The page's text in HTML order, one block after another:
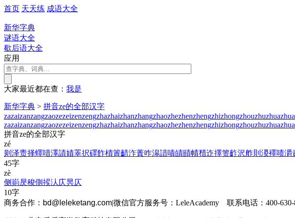
首页 天天练 成语大全
新华字典
谜语大全
歇后语大全
应用
大家最近都在查： 我是
新华字典 > 拼音ze的全部汉字
zazaizanzangzaozezeizenzengzhazhaizhanzhangzhaozhezhenzhengzhizhongzhouzhuzhua
zazaizanzangzaozezeizenzengzhazhaizhanzhangzhaozhezhenzhengzhizhongzhouzhuzhua
拼音ze的全部汉字
zé
则 泽责择蠌唶澤謮嫧睪択礋飵樍簀齰泎蔶咋滜諎嘖皟賾幘矠迮擇箦齚沢舴則 溭襗啧灂
45字
zè
侧 崱昃稄側捑汄庂昗仄
10字
商务合作： bd@leleketang.com|微信官方服务号：LeleAcademy 联系电话：400-630-